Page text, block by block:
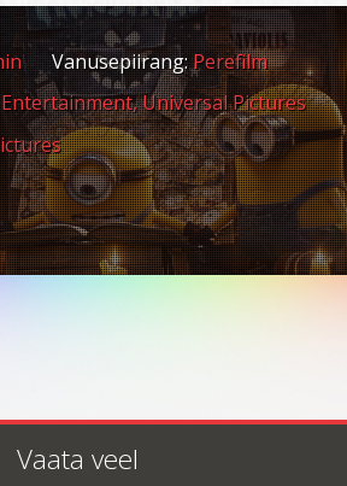
Vanusepiirang:Perefilm
Universal Pictures
Vaata veel